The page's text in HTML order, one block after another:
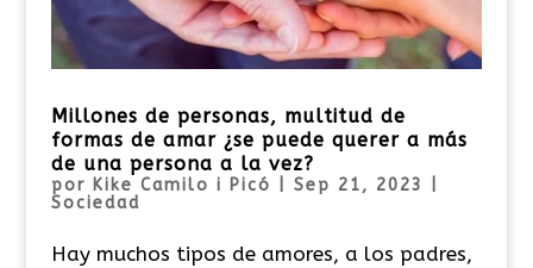
Millones de personas, multitud de
formas de amar ¿se puede querer a más
de una persona a la vez?
por Kike Camilo i Picó Sep 21, 2023
Sociedad
Hay muchos tipos de amores, a los padres,